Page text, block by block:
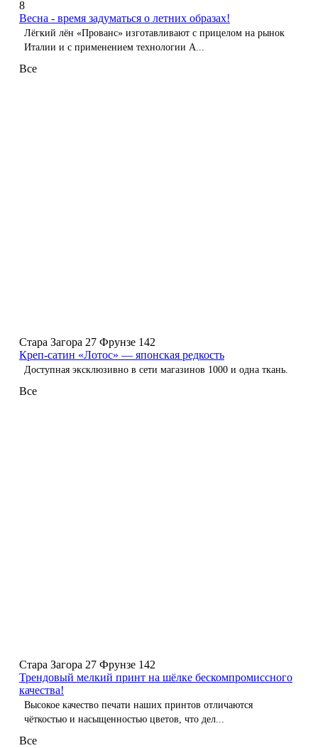
8
Весна - время задуматься о летних образах!
Лёгкий лён «Прованс» изготавливают с прицелом на рынок
Италии и с применением технологии A...
Все
Стара Загора 27 Фрунзе 142
Креп-сатин «Лотос» — японская редкость
Доступная эксклюзивно в сети магазинов 1000 и одна ткань.
Все
Стара Загора 27 Фрунзе 142
Трендовый мелкий принт на шёлке бескомпромиссного
качества!
Высокое качество печати наших принтов отличаются
чёткостью и насыщенностью цветов, что дел...
Все